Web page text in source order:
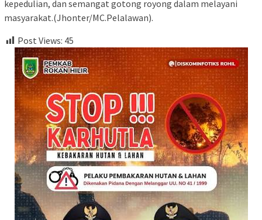
kepedulian, dan semangat gotong royong dalam melayani
masyarakat.(Jhonter/MC.Pelalawan).
Post Views: 45